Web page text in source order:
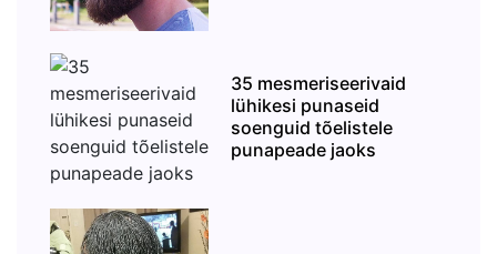
35 mesmeriseerivaid
lühikesi punaseid
soenguid tõelistele
punapeade jaoks